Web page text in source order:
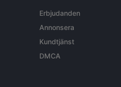
Erbjudanden
Annonsera
Kundtjänst
DMCA